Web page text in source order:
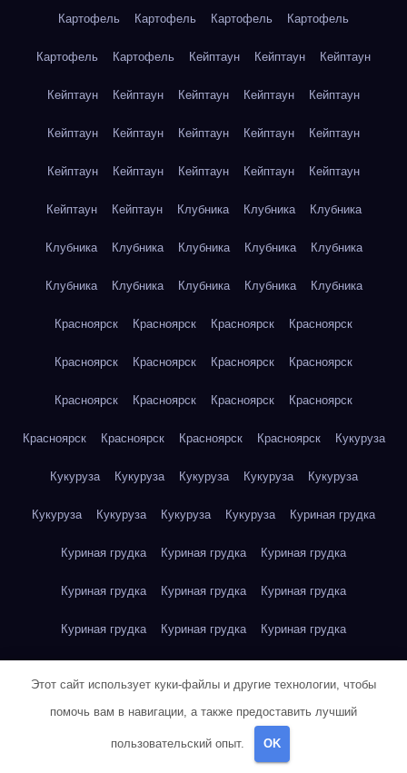
Картофель Картофель Картофель Картофель
Картофель Картофель Кейптаун Кейптаун Кейптаун
Кейптаун Кейптаун Кейптаун Кейптаун Кейптаун
Кейптаун Кейптаун Кейптаун Кейптаун Кейптаун
Кейптаун Кейптаун Кейптаун Кейптаун Кейптаун
Кейптаун Кейптаун Клубника Клубника Клубника
Клубника Клубника Клубника Клубника Клубника
Клубника Клубника Клубника Клубника Клубника
Красноярск Красноярск Красноярск Красноярск
Красноярск Красноярск Красноярск Красноярск
Красноярск Красноярск Красноярск Красноярск
Красноярск Красноярск Красноярск Красноярск Кукуруза
Кукуруза Кукуруза Кукуруза Кукуруза Кукуруза
Кукуруза Кукуруза Кукуруза Кукуруза Куриная грудка
Куриная грудка Куриная грудка Куриная грудка
Куриная грудка Куриная грудка Куриная грудка
Куриная грудка Куриная грудка Куриная грудка
Куриное яйцо
Куриное яйцо Куриное яйцо Куриное яйцо
Этот сайт использует куки-файлы и другие технологии, чтобы
помочь вам в навигации, а также предоставить лучший
пользовательский опыт. OK